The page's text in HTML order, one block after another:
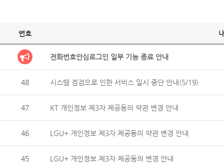
번호
전화번호안심로그인 일부 기능 종료 안내
48 시스템 점검으로 인한 서비스 일시 중단 안내(5/19)
47 KT 개인정보 제3자 제공동의 약관 변경 안내
46 LGU+ 개인정보 제3자 제공동의 약관 변경 안내
45 LGU+ 개인정보 제3자 제공동의 변경 안내